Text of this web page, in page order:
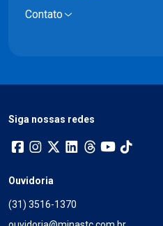
Contato
Siga nossas redes
Ouvidoria
(31) 3516-1370